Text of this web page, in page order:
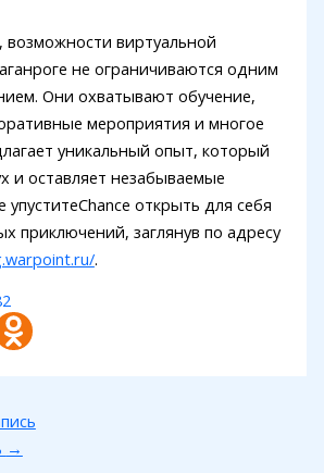
возможности виртуальной
не ограничиваются одним
Они охватывают обучение,
мероприятия и многое
уникальный опыт, который
и оставляет незабываемые
упуститеChance открыть для себя
приключений, заглянув по адресу
.
→